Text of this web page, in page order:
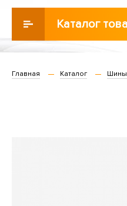
Каталог
Главная Каталог Шины